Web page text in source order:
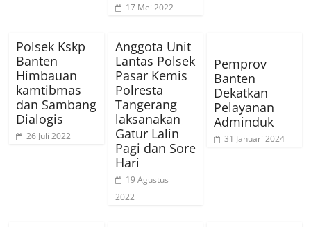
17 Mei 2022
Polsek Kskp
Banten
Himbauan
kamtibmas
dan Sambang
Dialogis
26 Juli 2022
Anggota Unit
Lantas Polsek
Pasar Kemis
Polresta
Tangerang
laksanakan
Gatur Lalin
Pagi dan Sore
Hari
19 Agustus
2022
Pemprov
Banten
Dekatkan
Pelayanan
Adminduk
31 Januari 2024